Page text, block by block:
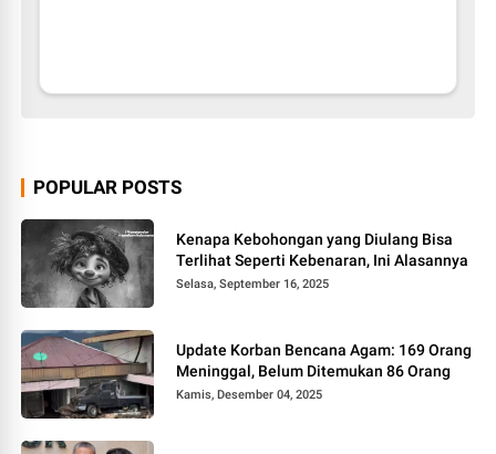
POPULAR POSTS
Kenapa Kebohongan yang Diulang Bisa
Terlihat Seperti Kebenaran, Ini Alasannya
Selasa, September 16, 2025
Update Korban Bencana Agam: 169 Orang
Meninggal, Belum Ditemukan 86 Orang
Kamis, Desember 04, 2025